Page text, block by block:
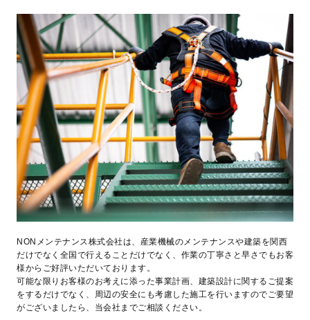
NONメンテナンス株式会社は、産業機械のメンテナンスや建築を関西
だけでなく全国で行えることだけでなく、作業の丁寧さと早さでもお客
様からご好評いただいております。
可能な限りお客様のお考えに添った事業計画、建築設計に関するご提案
をするだけでなく、周辺の安全にも考慮した施工を行いますのでご要望
がございましたら、当会社までご相談ください。